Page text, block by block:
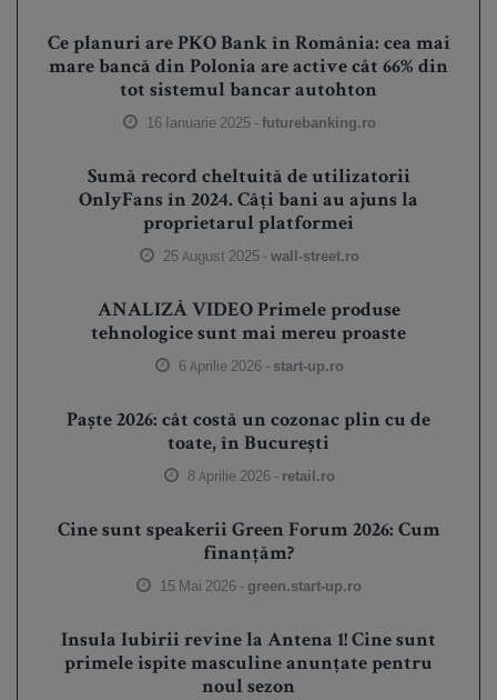
Ce planuri are PKO Bank în România: cea mai
mare bancă din Polonia are active cât 66% din
tot sistemul bancar autohton
16 Ianuarie 2025 -futurebanking.ro
Sumă record cheltuită de utilizatorii
OnlyFans în 2024. Câți bani au ajuns la
proprietarul platformei
25 August 2025 -wall-street.ro
ANALIZĂ VIDEO Primele produse
tehnologice sunt mai mereu proaste
6 Aprilie 2026 - start-up.ro
Paște 2026: cât costă un cozonac plin cu de
toate, în București
8 Aprilie 2026 - retail.ro
Cine sunt speakerii Green Forum 2026: Cum
finanțăm?
15 Mai 2026 - green.start-up.ro
Insula Iubirii revine la Antena 1! Cine sunt
primele ispite masculine anunțate pentru
noul sezon